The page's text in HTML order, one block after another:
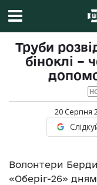
Труби
біноклі –
20 Серпня
Волонтери
«Оберіг-26»